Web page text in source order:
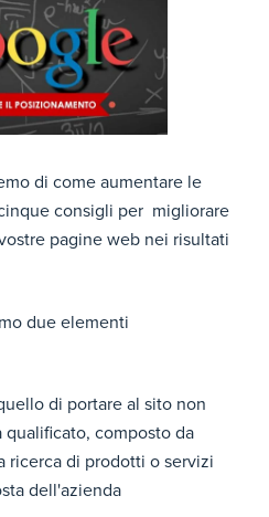
di come aumentare le
consigli per migliorare
pagine web nei risultati
due elementi
di portare al sito non
qualificato, composto da
ricerca di prodotti o servizi
dell'azienda